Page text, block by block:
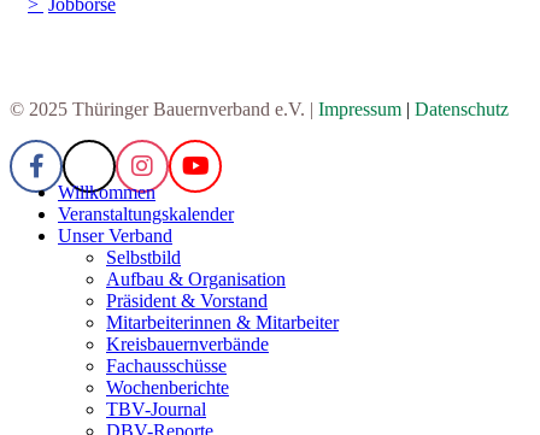
Jobbörse
© 2025 Thüringer Bauernverband e.V. | Impressum | Datenschutz
Willkommen
Veranstaltungskalender
Unser Verband
Selbstbild
Aufbau & Organisation
Präsident & Vorstand
Mitarbeiterinnen & Mitarbeiter
Kreisbauernverbände
Fachausschüsse
Wochenberichte
TBV-Journal
DBV-Reporte